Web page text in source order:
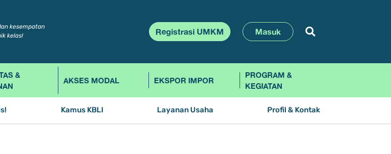
kesempatan
kelas!
Registrasi UMKM Masuk
&
AKSES MODAL EKSPOR IMPOR
PROGRAM &
KEGIATAN
Kamus KBLI Layanan Usaha Profil & Kontak